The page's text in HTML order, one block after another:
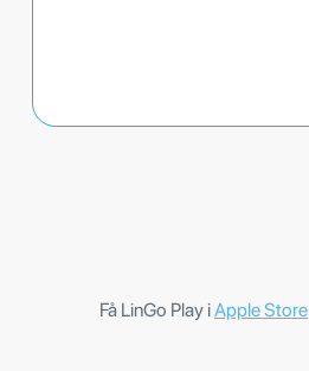
Få LinGo Play iApple Store